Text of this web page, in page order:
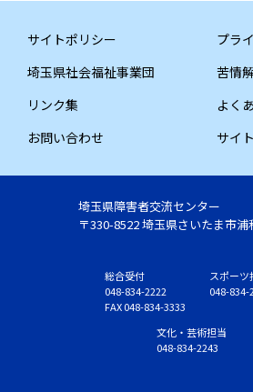
サイトポリシー
プラ
埼玉県社会福祉事業団
苦情
リンク集
よく
お問い合わせ
サイ
埼玉県障害者交流センター
〒330-8522 埼玉県さいたま市
総合受付
048-834-2222
FAX 048-834-3333
スポーツ
048-834-
文化・芸術担当
048-834-2243